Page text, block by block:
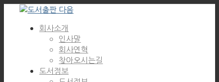
회사소개
인사말
회사연혁
찾아오시는길
도서정보